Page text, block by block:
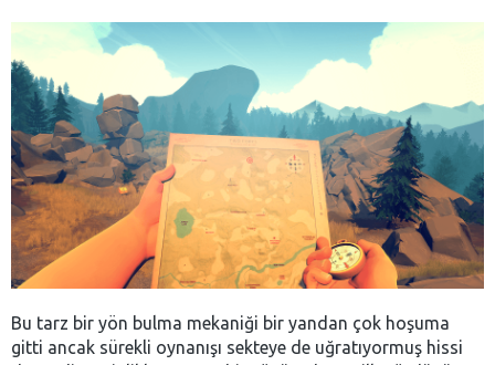
Bu tarz bir yön bulma mekaniği bir yandan çok hoşuma
gitti ancak sürekli oynanışı sekteye de uğratıyormuş hissi